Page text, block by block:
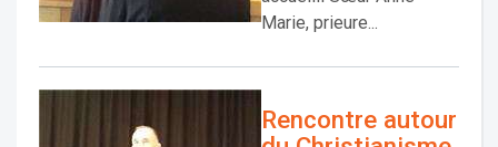
Marie, prieure...
Rencontre autour